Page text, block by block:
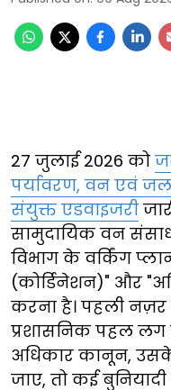
27 जुलाई 2026 को
पर्यावरण, वन एवं
संयुक्त एडवाइजरी
सामुदायिक वन
विभाग के वर्किंग
(कोर्डिनेशन)" और
करना है। पहली
प्रशासनिक पहल
अधिकार कानून,
जाए, तो कई